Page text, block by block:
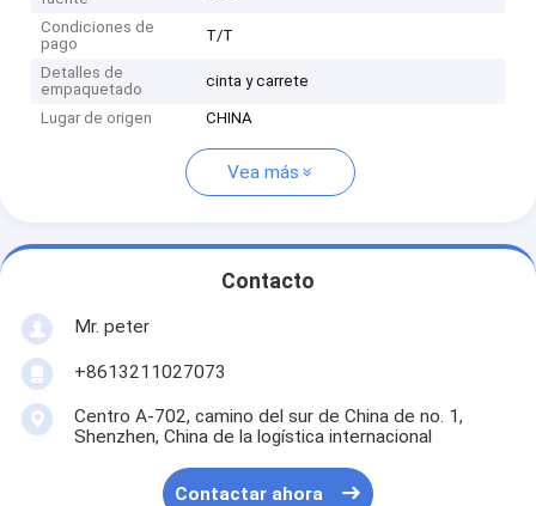
Condiciones de
pago
T/T
Detalles de
empaquetado
cinta y carrete
Lugar de origen CHINA
Vea más
Contacto
Mr. peter
+8613211027073
Centro A-702, camino del sur de China de no. 1,
Shenzhen, China de la logística internacional
Contactar ahora